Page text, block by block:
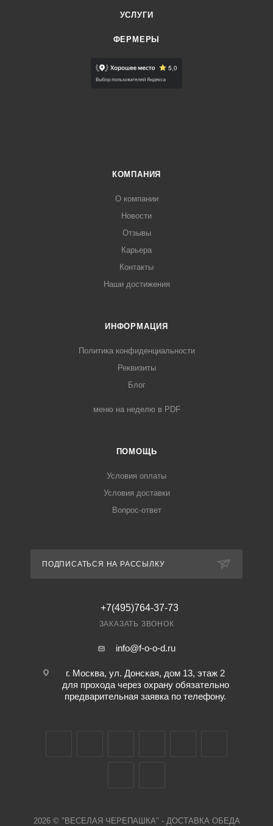
УСЛУГИ
ФЕРМЕРЫ
КОМПАНИЯ
О компании
Новости
Отзывы
Карьера
Контакты
Наши достижения
ИНФОРМАЦИЯ
Политика конфиденциальности
Реквизиты
Блог
меню на неделю в PDF
ПОМОЩЬ
Условия оплаты
Условия доставки
Вопрос-ответ
ПОДПИСАТЬСЯ НА РАССЫЛКУ
+7(495)764-37-73
ЗАКАЗАТЬ ЗВОНОК
info@f-o-o-d.ru
г. Москва, ул. Донская, дом 13, этаж 2
для прохода через охрану обязательно
предварительная заявка по телефону.
2026 © "ВЕСЕЛАЯ ЧЕРЕПАШКА" - ДОСТАВКА ОБЕДА